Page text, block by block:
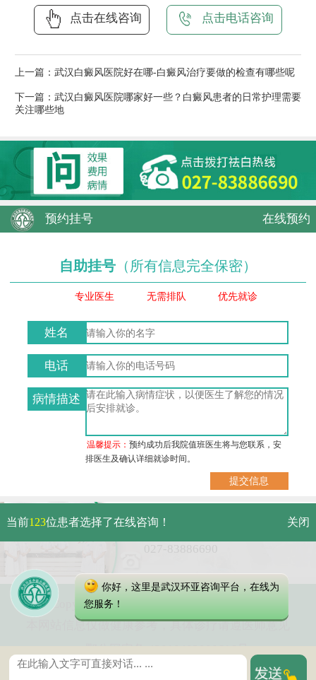
点击在线咨询 点击电话咨询
上一篇： 武汉白癜风医院好在哪-白癜风治疗要做的检查有哪些呢
下一篇： 武汉白癜风医院哪家好一些？白癜风患者的日常护理需要
关注哪些地
预约挂号 在线预约
自助挂号 （所有信息完全保密）
专业医生 无需排队 优先就诊
姓名
电话
病情描述
温馨提示：预约成功后我院值班医生将与您联系，安
排医生及确认详细就诊时间。
武汉市硚口区解放大道479号
免费电话：
Copyright 2025 武汉环亚中医白癜风医院
本网站信息仅做健康参考，具体诊疗请遵医师意见
鄂ICP备16003424号-5
当前123位患者选择了在线咨询！ 关闭
你好，这里是武汉环亚咨询平台，在线为
您服务！